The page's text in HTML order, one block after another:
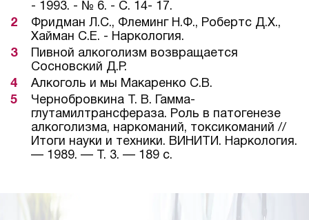
- 1993. - № 6. - С. 14- 17.
Фридман Л.С., Флеминг Н.Ф., Робертс Д.Х.,
Хайман С.Е. - Наркология.
Пивной алкоголизм возвращается
Сосновский Д.Р.
Алкоголь и мы Макаренко С.В.
Чернобровкина Т. В. Гамма-
глутамилтрансфераза. Роль в патогенезе
алкоголизма, наркоманий, токсикоманий //
Итоги науки и техники. ВИНИТИ. Наркология.
— 1989. — Т. 3. — 189 с.